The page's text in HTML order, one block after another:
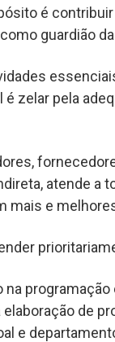
é
guardião
zelar pela
atende a
mais e
na
de
e